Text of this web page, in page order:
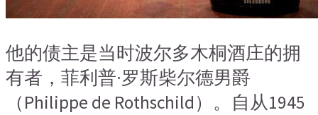
他的债主是当时波尔多木桐酒庄的拥
有者，菲利普·罗斯柴尔德男爵
（Philippe de Rothschild）。自从1945